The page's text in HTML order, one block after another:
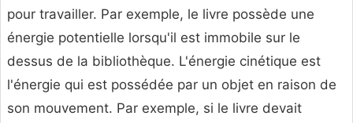
pour travailler. Par exemple, le livre possède une
énergie potentielle lorsqu'il est immobile sur le
dessus de la bibliothèque. L'énergie cinétique est
l'énergie qui est possédée par un objet en raison de
son mouvement. Par exemple, si le livre devait